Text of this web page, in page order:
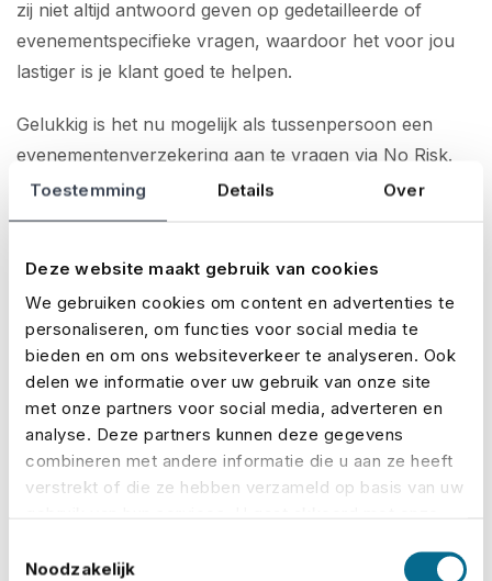
Toestemming Details Over
Deze website maakt gebruik van cookies
We gebruiken cookies om content en advertenties te
personaliseren, om functies voor social media te
bieden en om ons websiteverkeer te analyseren. Ook
delen we informatie over uw gebruik van onze site
met onze partners voor social media, adverteren en
analyse. Deze partners kunnen deze gegevens
combineren met andere informatie die u aan ze heeft
verstrekt of die ze hebben verzameld op basis van uw
Noodzakelijk
zij niet altijd antwoord geven op gedetailleerde of
evenementspecifieke vragen, waardoor het voor jou
lastiger is je klant goed te helpen.
Gelukkig is het nu mogelijk als tussenpersoon een
evenementenverzekering aan te vragen via No Risk.
No Risk is in Nederland dé specialist op het gebied van
evenementenverzekeringen, met veel ervaring met het
en buitenland – van grote festivals zoals Lowlands,
Mysteryland en Pride Amsterdam, tot aan beurzen,
concerten, bruiloften en dorpsfeesten.
Op onze website staat een handige aanvraagtool,waar
je snel en makkelijk kan berekenen hoeveel premie je
klant gaat betalen voor het verzekeren van haar
dorpsfeest. Je kan de verzekering daar ook meteen
dan over het algemeen al binnen een dag. En omdat